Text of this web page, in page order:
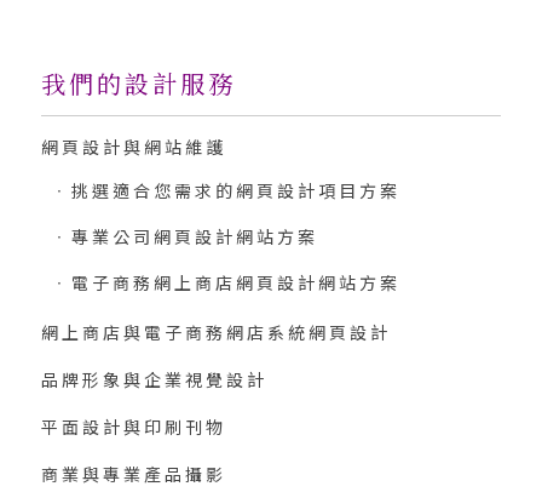
我們的設計服務
網頁設計與網站維護
挑選適合您需求的網頁設計項目方案
專業公司網頁設計網站方案
電子商務網上商店網頁設計網站方案
網上商店與電子商務網店系統網頁設計
品牌形象與企業視覺設計
平面設計與印刷刊物
商業與專業產品攝影